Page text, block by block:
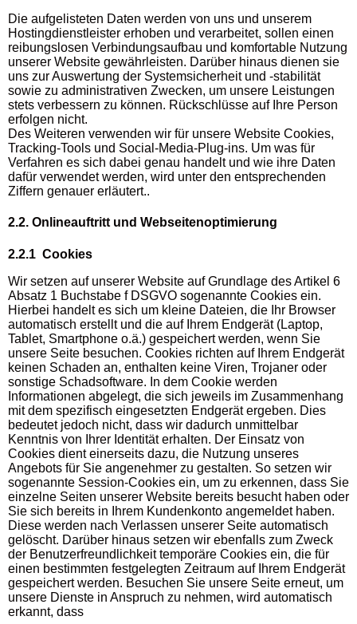
Die aufgelisteten Daten werden von uns und unserem
Hostingdienstleister erhoben und verarbeitet, sollen einen
reibungslosen Verbindungsaufbau und komfortable Nutzung
unserer Website gewährleisten. Darüber hinaus dienen sie
uns zur Auswertung der Systemsicherheit und -stabilität
sowie zu administrativen Zwecken, um unsere Leistungen
stets verbessern zu können. Rückschlüsse auf Ihre Person
erfolgen nicht.
Des Weiteren verwenden wir für unsere Website Cookies,
Tracking-Tools und Social-Media-Plug-ins. Um was für
Verfahren es sich dabei genau handelt und wie ihre Daten
dafür verwendet werden, wird unter den entsprechenden
Ziffern genauer erläutert..
2.2. Onlineauftritt und Webseitenoptimierung
2.2.1 Cookies
Wir setzen auf unserer Website auf Grundlage des Artikel 6
Absatz 1 Buchstabe f DSGVO sogenannte Cookies ein.
Hierbei handelt es sich um kleine Dateien, die Ihr Browser
automatisch erstellt und die auf Ihrem Endgerät (Laptop,
Tablet, Smartphone o.ä.) gespeichert werden, wenn Sie
unsere Seite besuchen. Cookies richten auf Ihrem Endgerät
keinen Schaden an, enthalten keine Viren, Trojaner oder
sonstige Schadsoftware. In dem Cookie werden
Informationen abgelegt, die sich jeweils im Zusammenhang
mit dem spezifisch eingesetzten Endgerät ergeben. Dies
bedeutet jedoch nicht, dass wir dadurch unmittelbar
Kenntnis von Ihrer Identität erhalten. Der Einsatz von
Cookies dient einerseits dazu, die Nutzung unseres
Angebots für Sie angenehmer zu gestalten. So setzen wir
sogenannte Session-Cookies ein, um zu erkennen, dass Sie
einzelne Seiten unserer Website bereits besucht haben oder
Sie sich bereits in Ihrem Kundenkonto angemeldet haben.
Diese werden nach Verlassen unserer Seite automatisch
gelöscht. Darüber hinaus setzen wir ebenfalls zum Zweck
der Benutzerfreundlichkeit temporäre Cookies ein, die für
einen bestimmten festgelegten Zeitraum auf Ihrem Endgerät
gespeichert werden. Besuchen Sie unsere Seite erneut, um
unsere Dienste in Anspruch zu nehmen, wird automatisch
erkannt, dass